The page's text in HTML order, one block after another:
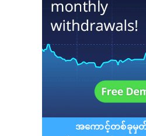
အကောင့်တစ်ခုမှတ်